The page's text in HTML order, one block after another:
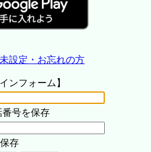
設定・お忘れの方
ンフォーム】
番号を保存
存